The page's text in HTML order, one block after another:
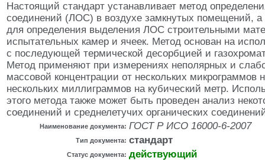
Настоящий стандарт устанавливает метод
соединений (ЛОС) в воздухе замкнутых помещений, а
для определения выделения ЛОС строительными
испытательных камер и ячеек. Метод основан на
с последующей термической десорбцией и
Метод применяют при измерениях неполярных и
массовой концентрации от нескольких микрограммов
нескольких миллиграммов на кубический метр.
этого метода также может быть проведен анализ
соединений и среднелетучих органических
Наименование документа: ГОСТ Р ИСО 16000-6-2007
Тип документа: стандарт
Статус документа: действующий